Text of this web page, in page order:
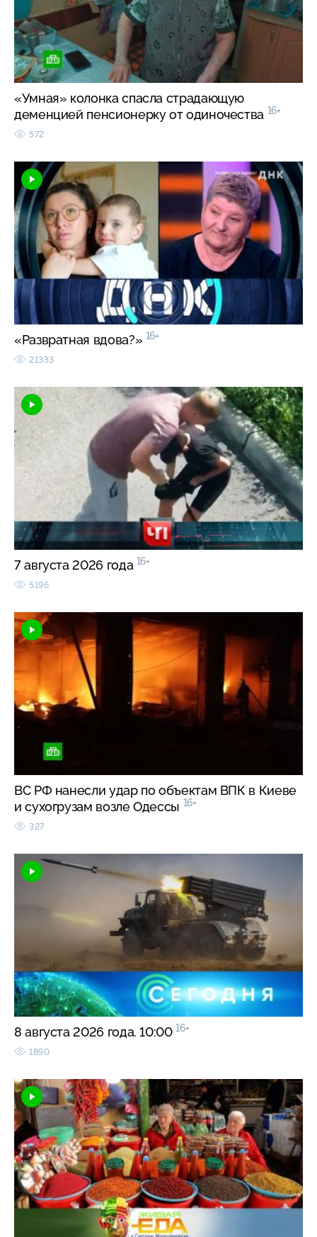
«Умная» колонка спасла страдающую
деменцией пенсионерку от одиночества 16+
572
«Развратная вдова?» 16+
21333
7 августа 2026 года 16+
5196
ВС РФ нанесли удар по объектам ВПК в Киеве
и сухогрузам возле Одессы 16+
327
8 августа 2026 года. 10:00 16+
1890